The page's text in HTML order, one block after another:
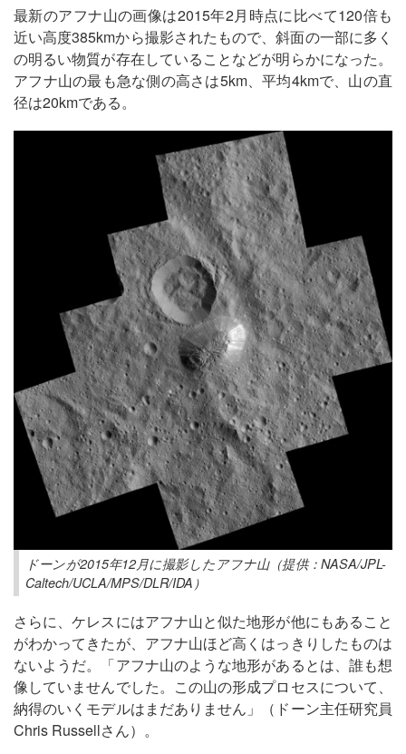
最新のアフナ山の画像は2015年2月時点に比べて120倍も
近い高度385kmから撮影されたもので、斜面の一部に多く
の明るい物質が存在していることなどが明らかになった。
アフナ山の最も急な側の高さは5km、平均4kmで、山の直
径は20kmである。
ドーンが2015年12月に撮影したアフナ山（提供：NASA/JPL-
Caltech/UCLA/MPS/DLR/IDA）
さらに、ケレスにはアフナ山と似た地形が他にもあること
がわかってきたが、アフナ山ほど高くはっきりしたものは
ないようだ。「アフナ山のような地形があるとは、誰も想
像していませんでした。この山の形成プロセスについて、
納得のいくモデルはまだありません」（ドーン主任研究員
Chris Russellさん）。